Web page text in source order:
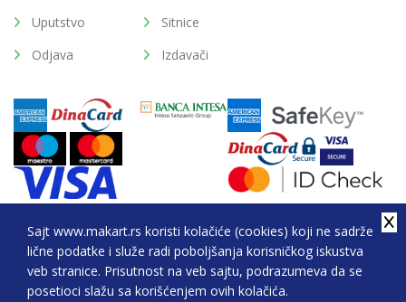
Sajt www.makart.rs koristi kolačiće (cookies) koji ne sadrže
lične podatke i služe radi poboljšanja korisničkog iskustva
veb stranice. Prisutnost na veb sajtu, podrazumeva da se
posetioci slažu sa korišćenjem ovih kolačića.
Uputstvo
Odjava
Sitnice
Izdavači
2026. All Rights Reserved © Makart.rs - MAKART DOO
BEOGRAD (NOVI BEOGRAD), PIB: 105184104, MB: